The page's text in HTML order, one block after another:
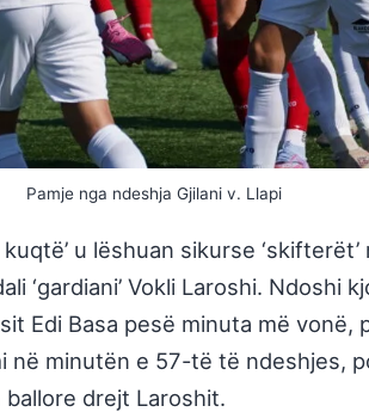
Pamje nga ndeshja Gjilani v. Llapi
u lëshuan sikurse
‘gardiani’ Vokli Laroshi.
Edi Basa pesë minuta më vonë,
në minutën e 57-të të ndeshjes,
drejt Laroshit.